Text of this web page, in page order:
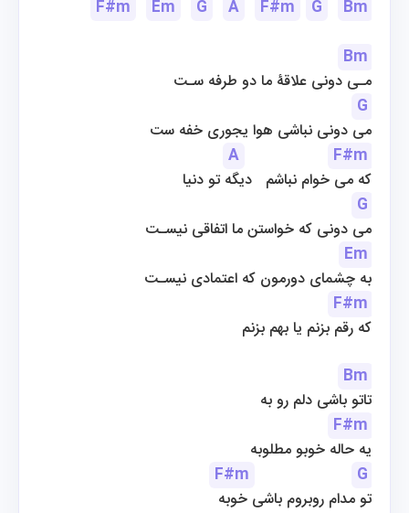
F#m
Em G A F#m G
Bm
Bm
مـی دونی علاقۀ ما دو طرفه سـت
G
می دونی نباشی هوا یجوری خفه ست
A
F#m
که می خوام نباشم   دیگه تو دنیا
G
می دونی که خواستن ما اتفاقی نیسـت
Em
به چشمای دورمون که اعتمادی نیسـت
F#m
که رقم بزنم یا بهم بزنم
Bm
تاتو باشی دلم رو به
F#m
یه حاله خوبو مطلوبه
F#m
G
تو مدام روبروم باشی خوبه